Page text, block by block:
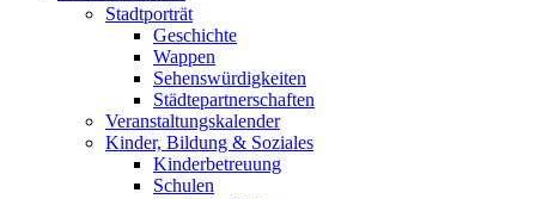
Stadtporträt
Geschichte
Wappen
Sehenswürdigkeiten
Städtepartnerschaften
Veranstaltungskalender
Kinder, Bildung & Soziales
Kinderbetreuung
Schulen